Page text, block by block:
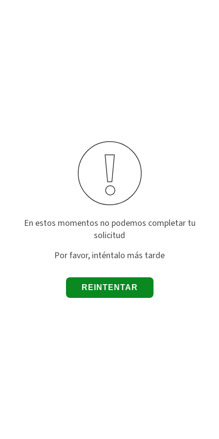
En estos momentos no podemos completar tu
solicitud
Por favor, inténtalo más tarde
REINTENTAR